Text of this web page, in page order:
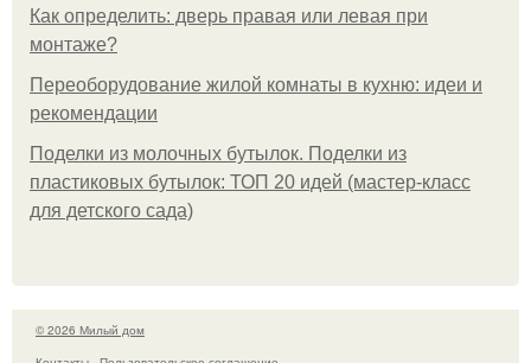
Как определить: дверь правая или левая при
монтаже?
Переоборудование жилой комнаты в кухню: идеи и
рекомендации
Поделки из молочных бутылок. Поделки из
пластиковых бутылок: ТОП 20 идей (мастер-класс
для детского сада)
© 2026 Милый дом